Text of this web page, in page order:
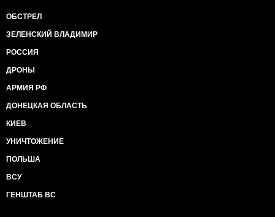
ОБСТРЕЛ
ЗЕЛЕНСКИЙ ВЛАДИМИР
РОССИЯ
ДРОНЫ
АРМИЯ РФ
ДОНЕЦКАЯ ОБЛАСТЬ
КИЕВ
УНИЧТОЖЕНИЕ
ПОЛЬША
ВСУ
ГЕНШТАБ ВС